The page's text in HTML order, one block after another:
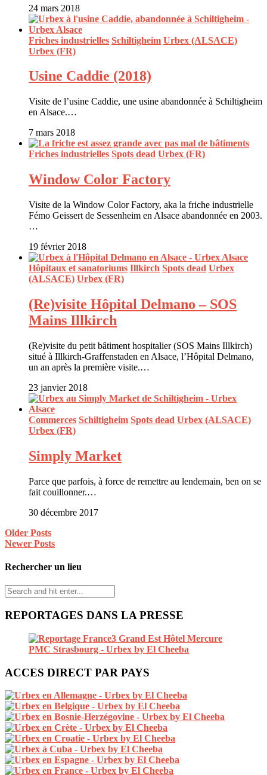
24 mars 2018
Friches industrielles Schiltigheim Urbex (ALSACE)
Urbex (FR)
Usine Caddie (2018)
Visite de l’usine Caddie, une usine abandonnée à Schiltigheim
en Alsace.…
7 mars 2018
Friches industrielles Spots dead Urbex (FR)
Window Color Factory
Visite de la Window Color Factory, aka la friche industrielle
Fémo Geissert de Sessenheim en Alsace abandonnée en 2003.
…
19 février 2018
Hôpitaux et sanatoriums Illkirch Spots dead Urbex
(ALSACE) Urbex (FR)
(Re)visite Hôpital Delmano – SOS
Mains Illkirch
(Re)visite du petit bâtiment hospitalier (SOS Mains Illkirch)
situé à Illkirch-Graffenstaden en Alsace, l’Hôpital Delmano,
un an après la première visite.…
23 janvier 2018
Commerces Schiltigheim Spots dead Urbex (ALSACE)
Urbex (FR)
Simply Market
Parce que parfois, à force de remettre au lendemain, ben on se
fait couillonner.…
30 décembre 2017
Older Posts
Newer Posts
Rechercher un lieu
REPORTAGES DANS LA PRESSE
ACCES DIRECT PAR PAYS